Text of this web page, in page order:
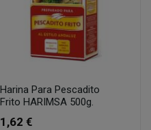
Harina Para Pescadito
Frito HARIMSA 500g.
1,62 €